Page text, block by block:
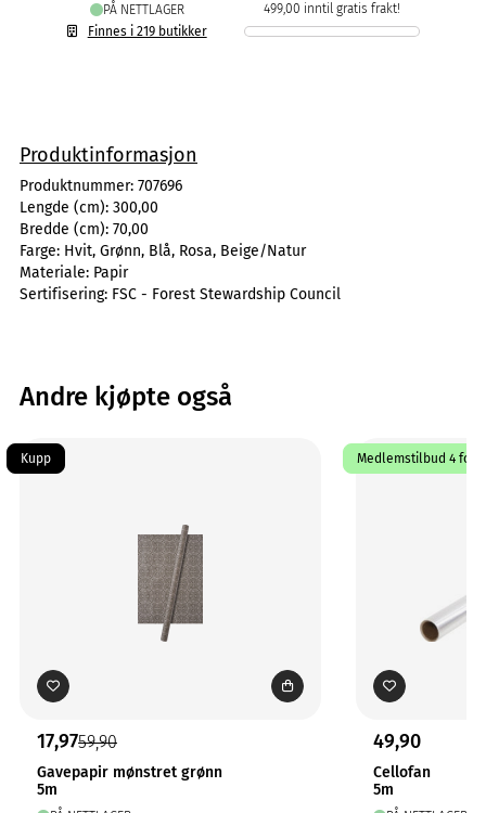
PÅ NETTLAGER
Finnes i 219 butikker
499,00 inntil gratis frakt!
Produktinformasjon
Produktnummer: 707696
Lengde (cm): 300,00
Bredde (cm): 70,00
Farge: Hvit, Grønn, Blå, Rosa, Beige/Natur
Materiale: Papir
Sertifisering: FSC - Forest Stewardship Council
Andre kjøpte også
Kupp
17,9759,90
Gavepapir mønstret grønn
5m
Medlemstilbud 4 for 3
49,90
Cellofan
5m